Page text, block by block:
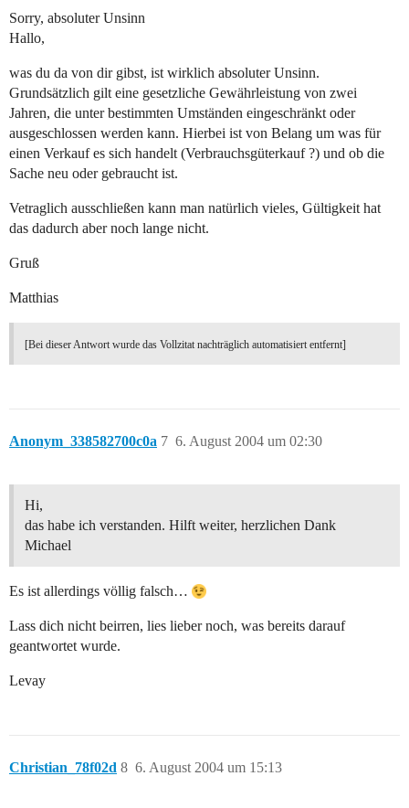
Sorry, absoluter Unsinn
Hallo,
was du da von dir gibst, ist wirklich absoluter Unsinn.
Grundsätzlich gilt eine gesetzliche Gewährleistung von zwei
Jahren, die unter bestimmten Umständen eingeschränkt oder
ausgeschlossen werden kann. Hierbei ist von Belang um was für
einen Verkauf es sich handelt (Verbrauchsgüterkauf ?) und ob die
Sache neu oder gebraucht ist.
Vetraglich ausschließen kann man natürlich vieles, Gültigkeit hat
das dadurch aber noch lange nicht.
Gruß
Matthias
[Bei dieser Antwort wurde das Vollzitat nachträglich automatisiert entfernt]
Anonym_338582700c0a 6. August 2004 um 02:30
7
Hi,
das habe ich verstanden. Hilft weiter, herzlichen Dank
Michael
Es ist allerdings völlig falsch…
Lass dich nicht beirren, lies lieber noch, was bereits darauf
geantwortet wurde.
Levay
Christian_78f02d 6. August 2004 um 15:13
8